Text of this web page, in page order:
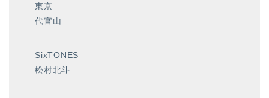
東京
代官山
SixTONES
松村北斗